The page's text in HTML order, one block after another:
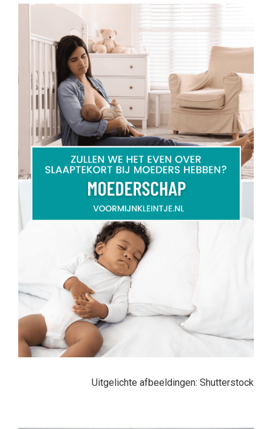
Uitgelichte afbeeldingen: Shutterstock